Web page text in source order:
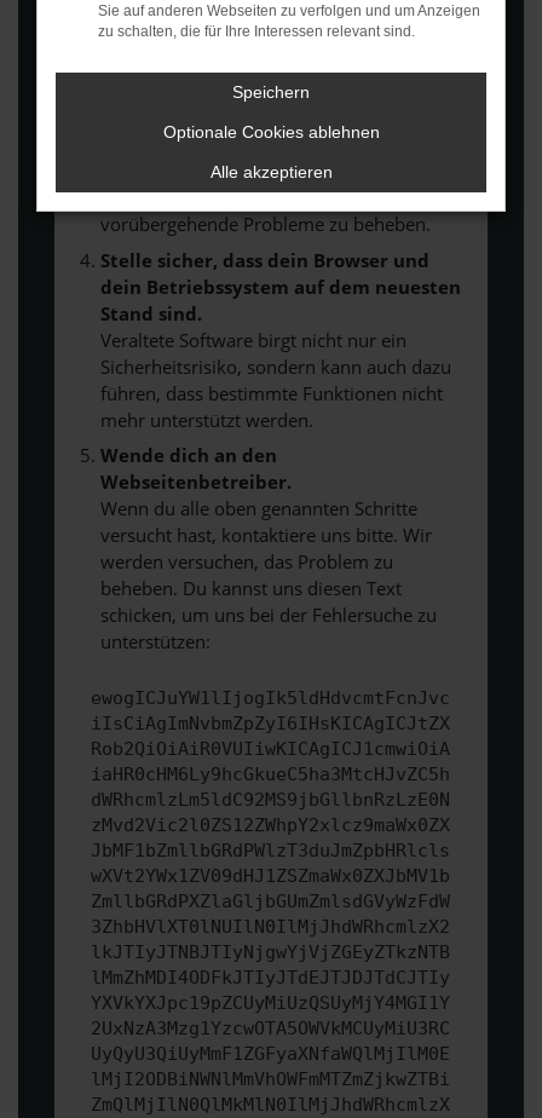
Manche Erweiterungen, wie Werbeblocker,
verhindern. Funktioniert die Seite in einem
anderen Browser oder in einem privaten
Fenster?
Starte dein Gerät neu.
Das kann manchmal helfen,
vorübergehende Probleme zu beheben.
Stelle sicher, dass dein Browser und
dein Betriebssystem auf dem neuesten
Stand sind.
Veraltete Software birgt nicht nur ein
Sicherheitsrisiko, sondern kann auch dazu
führen, dass bestimmte Funktionen nicht
mehr unterstützt werden.
Wende dich an den
Webseitenbetreiber.
Wenn du alle oben genannten Schritte
versucht hast, kontaktiere uns bitte. Wir
werden versuchen, das Problem zu
beheben. Du kannst uns diesen Text
schicken, um uns bei der Fehlersuche zu
unterstützen:
ewogICJuYW1lIjogIk5ldHdvcmtFcnJvc
iIsCiAgImNvbmZpZyI6IHsKICAgICJtZX
Rob2QiOiAiR0VUIiwKICAgICJ1cmwiOiA
iaHR0cHM6Ly9hcGkueC5ha3MtcHJvZC5h
dWRhcmlzLm5ldC92MS9jbGllbnRzLzE0N
zMvd2Vic2l0ZS12ZWhpY2xlcz9maWx0ZX
JbMF1bZmllbGRdPWlzT3duJmZpbHRlcls
wXVt2YWx1ZV09dHJ1ZSZmaWx0ZXJbMV1b
ZmllbGRdPXZlaGljbGUmZmlsdGVyWzFdW
3ZhbHVlXT0lNUIlN0IlMjJhdWRhcmlzX2
lkJTIyJTNBJTIyNjgwYjVjZGEyZTkzNTB
lMmZhMDI4ODFkJTIyJTdEJTJDJTdCJTIy
YXVkYXJpc19pZCUyMiUzQSUyMjY4MGI1Y
2UxNzA3Mzg1YzcwOTA5OWVkMCUyMiU3RC
UyQyU3QiUyMmF1ZGFyaXNfaWQlMjIlM0E
lMjI2ODBiNWNlMmVhOWFmMTZmZjkwZTBi
ZmQlMjIlN0QlMkMlN0IlMjJhdWRhcmlzX
Sie auf anderen Webseiten zu verfolgen und um Anzeigen
zu schalten, die für Ihre Interessen relevant sind.
Speichern
Optionale Cookies ablehnen
Alle akzeptieren